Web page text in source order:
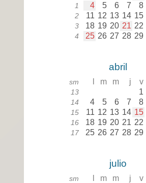
1 4 5 6 7 8
2 11 12 13 14 15
3 18 19 20 21 22
4 25 26 27 28 29
abril
sm m m j v
13 1
14 4 5 6 7 8
15 11 12 13 14 15
16 18 19 20 21 22
17 25 26 27 28 29
julio
sm m m j v